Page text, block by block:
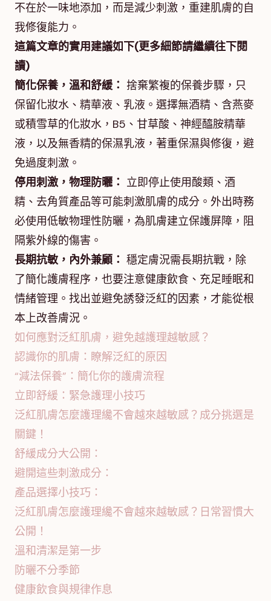
不在於一味地添加，而是減少刺激，重建肌膚的自
我修復能力。
這篇文章的實用建議如下(更多細節請繼續往下閱
讀)
簡化保養，溫和舒緩： 捨棄繁複的保養步驟，只
保留化妝水、精華液、乳液。選擇無酒精、含燕麥
或積雪草的化妝水，B5、甘草酸、神經醯胺精華
液，以及無香精的保濕乳液，著重保濕與修復，避
免過度刺激。
停用刺激，物理防曬： 立即停止使用酸類、酒
精、去角質產品等可能刺激肌膚的成分。外出時務
必使用低敏物理性防曬，為肌膚建立保護屏障，阻
隔紫外線的傷害。
長期抗敏，內外兼顧： 穩定膚況需長期抗戰，除
了簡化護膚程序，也要注意健康飲食、充足睡眠和
情緒管理。找出並避免誘發泛紅的因素，才能從根
本上改善膚況。
如何應對泛紅肌膚，避免越護理越敏感？
認識你的肌膚：瞭解泛紅的原因
“減法保養”：簡化你的護膚流程
立即舒緩：緊急護理小技巧
泛紅肌膚怎麼護理纔不會越來越敏感？成分挑選是
關鍵！
舒緩成分大公開：
避開這些刺激成分：
產品選擇小技巧：
泛紅肌膚怎麼護理纔不會越來越敏感？日常習慣大
公開！
溫和清潔是第一步
防曬不分季節
健康飲食與規律作息